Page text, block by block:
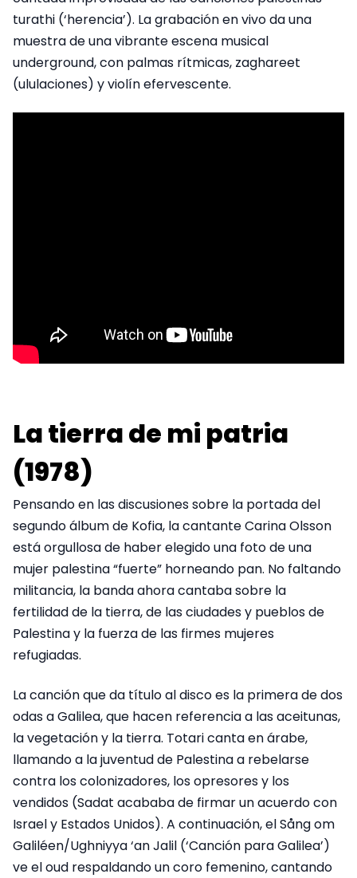
turathi (‘herencia’). La grabación en vivo da una
muestra de una vibrante escena musical
underground, con palmas rítmicas, zaghareet
(ululaciones) y violín efervescente.
La tierra de mi patria
(1978)
Pensando en las discusiones sobre la portada del
segundo álbum de Kofia, la cantante Carina Olsson
está orgullosa de haber elegido una foto de una
mujer palestina “fuerte” horneando pan. No faltando
militancia, la banda ahora cantaba sobre la
fertilidad de la tierra, de las ciudades y pueblos de
Palestina y la fuerza de las firmes mujeres
refugiadas.
La canción que da título al disco es la primera de dos
odas a Galilea, que hacen referencia a las aceitunas,
la vegetación y la tierra. Totari canta en árabe,
llamando a la juventud de Palestina a rebelarse
contra los colonizadores, los opresores y los
vendidos (Sadat acababa de firmar un acuerdo con
Israel y Estados Unidos). A continuación, el Sång om
Galiléen/Ughniyya ‘an Jalil (‘Canción para Galilea’)
ve el oud respaldando un coro femenino, cantando